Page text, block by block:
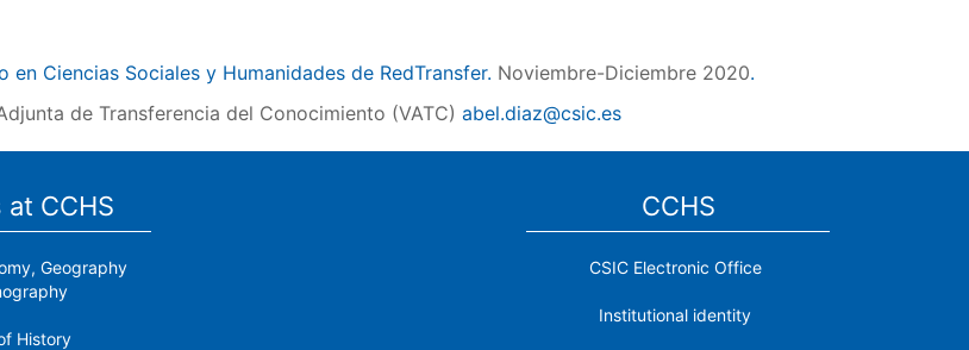
Ciencias Sociales y Humanidades de RedTransfer. Noviembre-Diciembre 2020.
de Transferencia del Conocimiento (VATC) abel.diaz@csic.es
CCHS
Geography
History
CCHS
CSIC Electronic Office
Institutional identity